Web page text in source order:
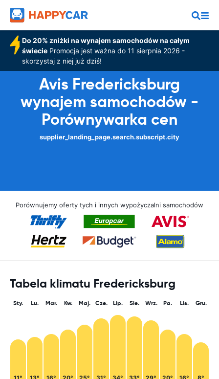
Do 20% zniżki na wynajem samochodów na całym
świeciePromocja jest ważna do 11 sierpnia 2026 -
skorzystaj z niej już dziś!
Avis Fredericksburg
wynajem samochodów -
Porównywarka cen
supplier_landing_page.search.subscript.city
Porównujemy oferty tych i innych wypożyczalni samochodów
Tabela klimatu Fredericksburg
Sty. Lu. Mar. Kw. Maj. Cze. Lip. Sie. Wrz. Pa. Lis. Gru.